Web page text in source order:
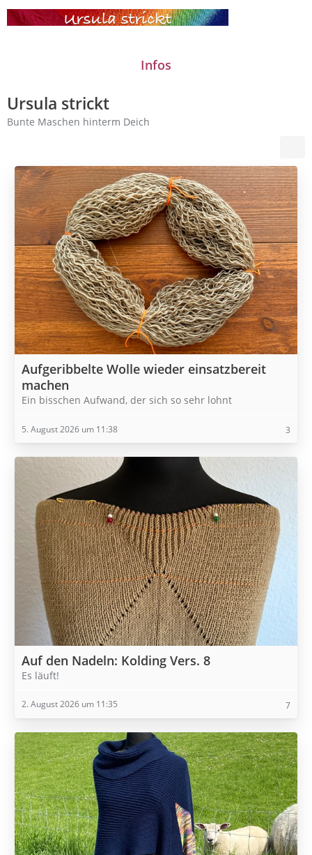
Ursula strickt
Bunte Maschen hinterm Deich
Aufgeribbelte Wolle wieder einsatzbereit
machen
Ein bisschen Aufwand, der sich so sehr lohnt
5. August 2026 um 11:38 3
Auf den Nadeln: Kolding Vers. 8
Es läuft!
2. August 2026 um 11:35 7